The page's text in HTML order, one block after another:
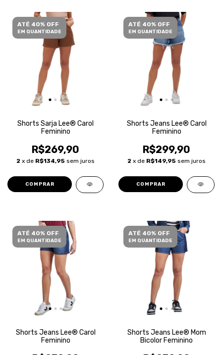
ATÉ 40% OFF
EM QUANTIDADE
Shorts Sarja Lee® Carol
Feminino
R$269,90
2 x de R$134,95 sem juros
COMPRAR
ATÉ 40% OFF
EM QUANTIDADE
Shorts Jeans Lee® Carol
Feminino
R$299,90
2 x de R$149,95 sem juros
COMPRAR
ATÉ 40% OFF
EM QUANTIDADE
Shorts Jeans Lee® Carol
Feminino
ATÉ 40% OFF
EM QUANTIDADE
Shorts Jeans Lee® Mom
Bicolor Feminino